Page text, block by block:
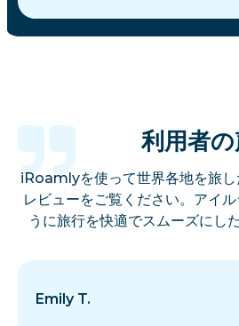
利用者
iRoamlyを使って世界各地を旅し
レビューをご覧ください。アイ
うに旅行を快適でスムーズにし
Emily T.